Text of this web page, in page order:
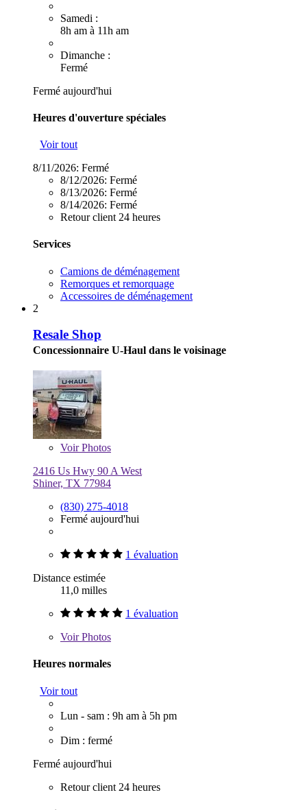
Samedi :
8h am à 11h am
Dimanche :
Fermé
Fermé aujourd'hui
Heures d'ouverture spéciales
Voir tout
8/11/2026: Fermé
8/12/2026: Fermé
8/13/2026: Fermé
8/14/2026: Fermé
Retour client 24 heures
Services
Camions de déménagement
Remorques et remorquage
Accessoires de déménagement
2
Resale Shop
Concessionnaire U-Haul dans le voisinage
VoirPhotos
2416 Us Hwy 90 A West
Shiner, TX 77984
(830) 275-4018
Fermé aujourd'hui
1 évaluation
Distance estimée
11,0 milles
1 évaluation
VoirPhotos
Heures normales
Voir tout
Lun - sam : 9h am à 5h pm
Dim : fermé
Fermé aujourd'hui
Retour client 24 heures